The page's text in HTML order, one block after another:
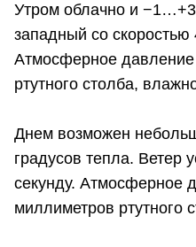
Утром облачно и
западный со скоростью
Атмосферное
ртутного столба,
Днем возможен
градусов тепла. Ветер
секунду. Атмосферное
миллиметров ртутного